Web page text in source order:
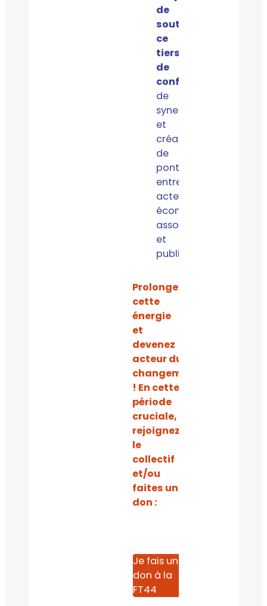
de
soutenir
ce
tiers
de
confiance
de
synergies
et
créateur
de
ponts
entre
acteurs
économiques,
associatifs
et
publics
Prolongez
cette
énergie
et
devenez
acteur du
changement
! En cette
période
cruciale,
rejoignez
le
collectif
et/ou
faites un
don :
Je fais un
don à la
FT44